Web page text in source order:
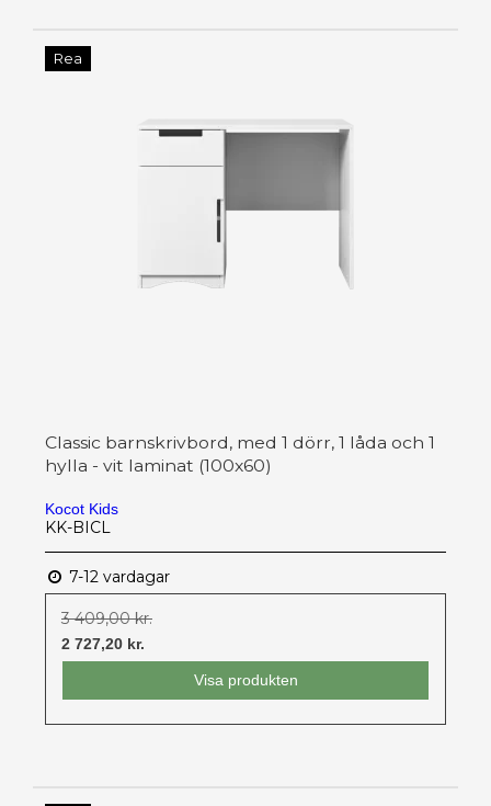
Rea
Classic barnskrivbord, med 1 dörr, 1 låda och 1
hylla - vit laminat (100x60)
Kocot Kids
KK-BICL
7-12 vardagar
3 409,00 kr.
2 727,20 kr.
Visa produkten